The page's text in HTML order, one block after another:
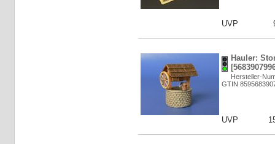
UVP
Hauler:
Hersteller-
GTIN
UVP